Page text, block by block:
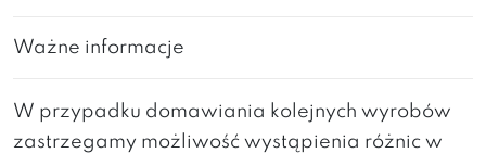
Ważne informacje
W przypadku domawiania kolejnych wyrobów
zastrzegamy możliwość wystąpienia różnic w